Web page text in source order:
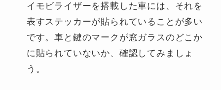
イモビライザーを搭載した車には、それを
表すステッカーが貼られていることが多い
です。車と鍵のマークが窓ガラスのどこか
に貼られていないか、確認してみましょ
う。